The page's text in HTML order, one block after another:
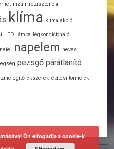
inzulinrezisztencia
klíma klíma akció
LED lámpa légkondicionáló
napelem neves
pezsgő párátlanító
ékszerek építési törmelék
Ön elfogadja a cookie-k